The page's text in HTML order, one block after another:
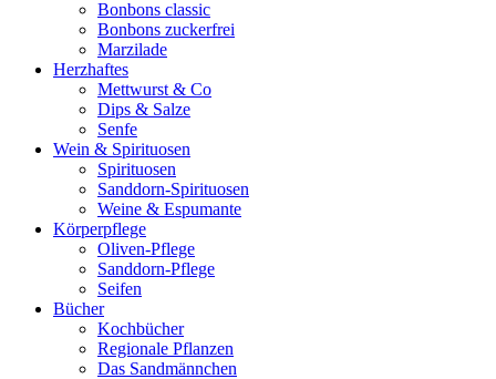
Bonbons classic
Bonbons zuckerfrei
Marzilade
Herzhaftes
Mettwurst & Co
Dips & Salze
Senfe
Wein & Spirituosen
Spirituosen
Sanddorn-Spirituosen
Weine & Espumante
Körperpflege
Oliven-Pflege
Sanddorn-Pflege
Seifen
Bücher
Kochbücher
Regionale Pflanzen
Das Sandmännchen